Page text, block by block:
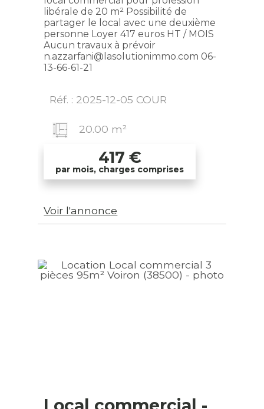
libérale de 20 m² Possibilité de
partager le local avec une deuxième
personne Loyer 417 euros HT / MOIS
Aucun travaux à prévoir
n.azzarfani@lasolutionimmo.com 06-
13-66-61-21
417 €
par mois, charges comprises
Réf. : 2025-12-05 COUR
20.00 m²
Voir l'annonce